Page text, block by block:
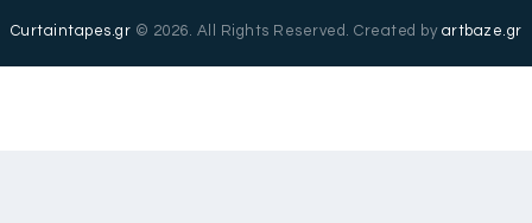
Curtaintapes.gr © 2026. All Rights Reserved. Created by artbaze.gr